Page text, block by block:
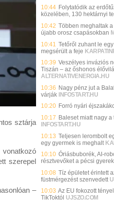
sztárja
szerepel
–
10:44 Folytatódik az
közelében, 130 hektárnyi
10:42 Többen meghaltak
újabb orosz csapásokban
10:41 Tetőről zuhant le
megsérült a feje
10:39 Veszélyes inváziós
Tiszán – az őshonos
ALTERNATIVENERGIA.HU
10:36 Nagy pénz jut a
várják INFOSTART.HU
10:20 Forró nyári
10:17 Baleset miatt nagy
INFOSTART.HU
10:13 Teljesen lerombolt
egy gyermek is meghalt
10:10 Óriásbuborék, AI-
résztvevőket a pécsi
10:08 Tíz épületet érintett
füstmérgezést szenvedett
10:03 Az EU fokozott
TikToktól UJSZO.COM